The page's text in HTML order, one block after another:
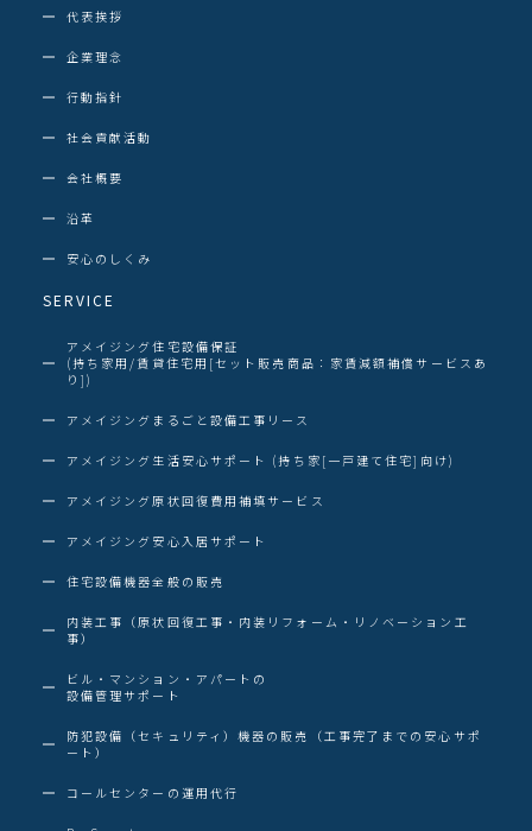
代表挨拶
企業理念
行動指針
社会貢献活動
会社概要
沿革
安心のしくみ
SERVICE
アメイジング住宅設備保証
(持ち家用/賃貸住宅用[セット販売商品：家賃減額補償サービスあ
り])
アメイジングまるごと設備工事リース
アメイジング生活安心サポート (持ち家[一戸建て住宅]向け)
アメイジング原状回復費用補填サービス
アメイジング安心入居サポート
住宅設備機器全般の販売
内装工事（原状回復工事・内装リフォーム・リノベーション工
事）
ビル・マンション・アパートの
設備管理サポート
防犯設備（セキュリティ）機器の販売（工事完了までの安心サポ
ート）
コールセンターの運用代行